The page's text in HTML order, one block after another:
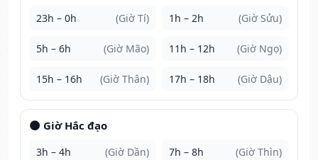
23h – 0h (Giờ Tí) 1h – 2h (Giờ Sửu)
5h – 6h (Giờ Mão) 11h – 12h (Giờ Ngọ)
15h – 16h (Giờ Thân) 17h – 18h (Giờ Dậu)
🌑 Giờ Hắc đạo
3h – 4h (Giờ Dần) 7h – 8h (Giờ Thìn)